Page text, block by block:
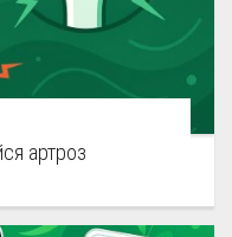
артроз